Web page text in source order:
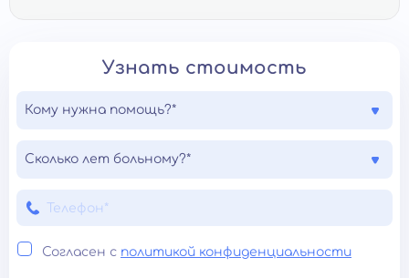
Узнать стоимость
Кому нужна помощь?*
Сколько лет больному?*
Согласен с политикой конфиденциальности